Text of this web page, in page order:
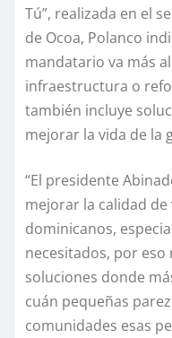
Tú”, realizada en el
de Ocoa, Polanco
mandatario va más
infraestructura o
también incluye
mejorar la vida de la
“El presidente
mejorar la calidad
dominicanos,
necesitados, por
soluciones donde
cuán pequeñas
comunidades esas